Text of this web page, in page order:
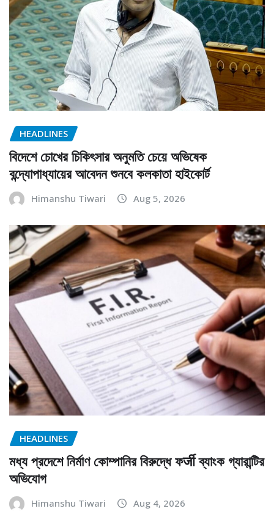
HEADLINES
বিদেশে চোখের চিকিৎসার অনুমতি চেয়ে অভিষেক
বন্দ্যোপাধ্যায়ের আবেদন শুনবে কলকাতা হাইকোর্ট
Himanshu Tiwari Aug 5, 2026
HEADLINES
মধ্য প্রদেশে নির্মাণ কোম্পানির বিরুদ্ধে ফर्जी ব্যাংক গ্যারান্টির
অভিযোগ
Himanshu Tiwari Aug 4, 2026